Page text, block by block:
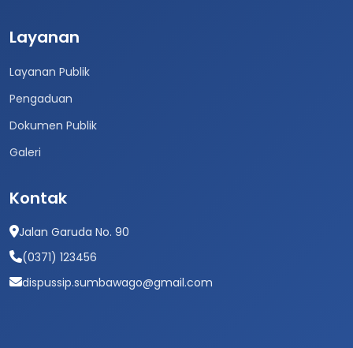
Layanan
Layanan Publik
Pengaduan
Dokumen Publik
Galeri
Kontak
Jalan Garuda No. 90
(0371) 123456
dispussip.sumbawago@gmail.com